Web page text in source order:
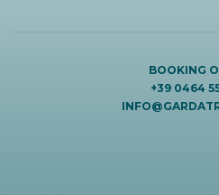
BOOKING
+39 0464